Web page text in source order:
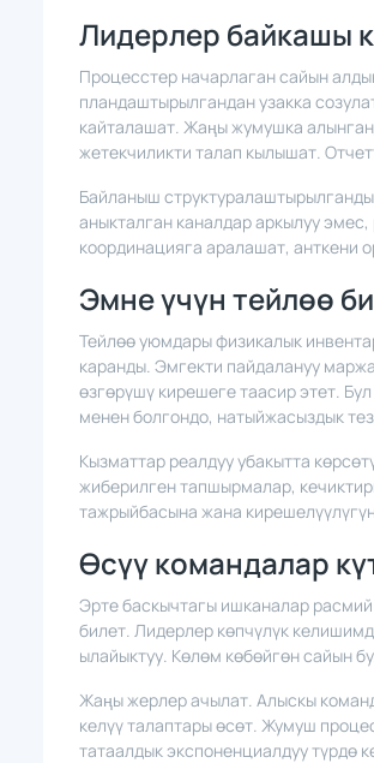
Лидерлер байкашы
Процесстер начарлаган сайын
пландаштырылгандан узакка
кайталашат. Жаңы жумушка
жетекчиликти талап кылышат.
Байланыш
аныкталган каналдар аркылуу
координацияга аралашат, анткени
Эмне үчүн тейлөө
Тейлөө уюмдары физикалык
каранды. Эмгекти пайдалануу
өзгөрүшү кирешеге таасир этет.
менен болгондо, натыйжасыздык
Кызматтар реалдуу убакытта
жиберилген тапшырмалар,
тажрыйбасына жана
Өсүү командалар
Эрте баскычтагы ишканалар
билет. Лидерлер көпчүлүк
ылайыктуу. Көлөм көбөйгөн сайын
Жаңы жерлер ачылат. Алыскы
келүү талаптары өсөт. Жумуш
татаалдык экспоненциалдуу түрдө